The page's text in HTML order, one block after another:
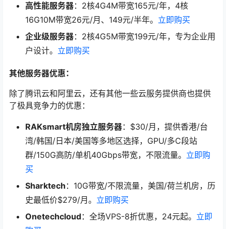
高性能服务器：2核4G4M带宽165元/年，4核
16G10M带宽26元/月、149元/半年。 立即购买
企业级服务器：2核4G5M带宽199元/年，专为企业用
户设计。 立即购买
其他服务器优惠：
除了腾讯云和阿里云，还有其他一些云服务提供商也提供
了极具竞争力的优惠：
RAKsmart机房独立服务器：$30/月，提供香港/台
湾/韩国/日本/美国等多地区选择，GPU/多C段站
群/150G高防/单机40Gbps带宽，不限流量。 立即购
买
Sharktech ：10G带宽/不限流量，美国/荷兰机房，历
史最低价$279/月。 立即购买
Onetechcloud：全场VPS-8折优惠，24元起。 立即